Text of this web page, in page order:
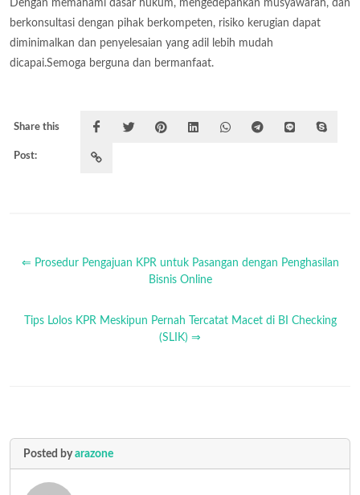
Dengan memahami dasar hukum, mengedepankan musyawarah, dan
berkonsultasi dengan pihak berkompeten, risiko kerugian dapat
diminimalkan dan penyelesaian yang adil lebih mudah
dicapai.Semoga berguna dan bermanfaat.
Share this
Post:
⇐ Prosedur Pengajuan KPR untuk Pasangan dengan Penghasilan
Bisnis Online
Tips Lolos KPR Meskipun Pernah Tercatat Macet di BI Checking
(SLIK) ⇒
Posted byarazone